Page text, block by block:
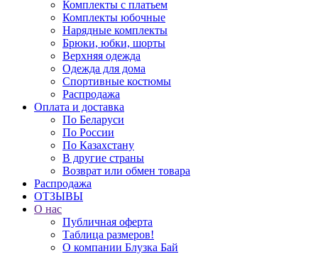
Комплекты с платьем
Комплекты юбочные
Нарядные комплекты
Брюки, юбки, шорты
Верхняя одежда
Одежда для дома
Спортивные костюмы
Распродажа
Оплата и доставка
По Беларуси
По России
По Казахстану
В другие страны
Возврат или обмен товара
Распродажа
ОТЗЫВЫ
О нас
Публичная оферта
Таблица размеров!
О компании Блузка Бай